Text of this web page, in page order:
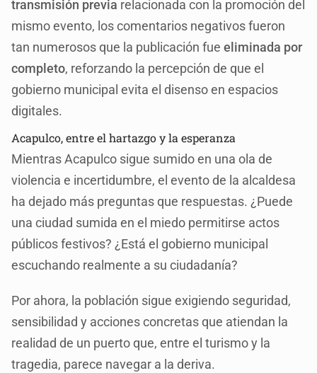
transmisión previa relacionada con la promoción del
mismo evento, los comentarios negativos fueron
tan numerosos que la publicación fueeliminada por
completo, reforzando la percepción de que el
gobierno municipal evita el disenso en espacios
digitales.
Acapulco, entre el hartazgo y la esperanza
Mientras Acapulco sigue sumido en una ola de
violencia e incertidumbre, el evento de la alcaldesa
ha dejado más preguntas que respuestas. ¿Puede
una ciudad sumida en el miedo permitirse actos
públicos festivos? ¿Está el gobierno municipal
escuchando realmente a su ciudadanía?
Por ahora, la población sigue exigiendo seguridad,
sensibilidad y acciones concretas que atiendan la
realidad de un puerto que, entre el turismo y la
tragedia, parece navegar a la deriva.